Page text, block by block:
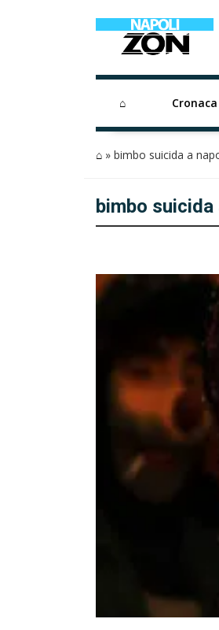
⌂ Cronaca
⌂ » bimbo suicida a
bimbo suicida